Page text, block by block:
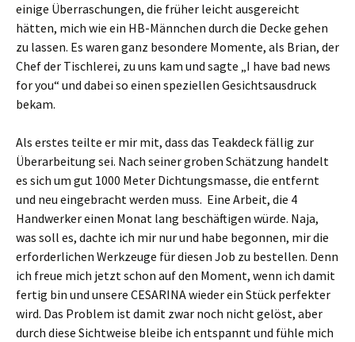
einige Überraschungen, die früher leicht ausgereicht
hätten, mich wie ein HB-Männchen durch die Decke gehen
zu lassen. Es waren ganz besondere Momente, als Brian, der
Chef der Tischlerei, zu uns kam und sagte „I have bad news
for you“ und dabei so einen speziellen Gesichtsausdruck
bekam.
Als erstes teilte er mir mit, dass das Teakdeck fällig zur
Überarbeitung sei. Nach seiner groben Schätzung handelt
es sich um gut 1000 Meter Dichtungsmasse, die entfernt
und neu eingebracht werden muss. Eine Arbeit, die 4
Handwerker einen Monat lang beschäftigen würde. Naja,
was soll es, dachte ich mir nur und habe begonnen, mir die
erforderlichen Werkzeuge für diesen Job zu bestellen. Denn
ich freue mich jetzt schon auf den Moment, wenn ich damit
fertig bin und unsere CESARINA wieder ein Stück perfekter
wird. Das Problem ist damit zwar noch nicht gelöst, aber
durch diese Sichtweise bleibe ich entspannt und fühle mich